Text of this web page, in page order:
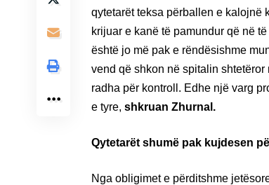
qytetarët teksa përballen e kalojnë
krijuar e kanë të pamundur që në
është jo më pak e rëndësishme
vend që shkon në spitalin shtetëror
radha për kontroll. Edhe një varg
e tyre, shkruan Zhurnal.
Qytetarët shumë pak kujdesen
Nga obligimet e përditshme